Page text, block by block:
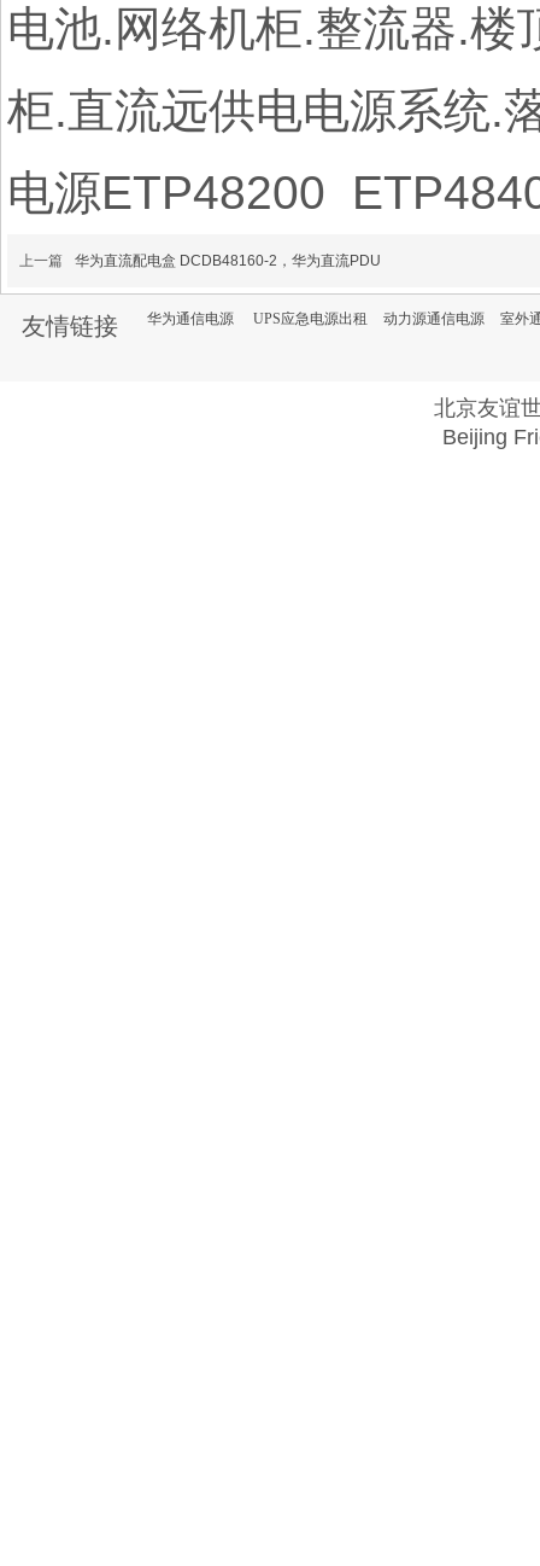
电池.网络机柜.整流器.
柜.直流远供电电源系统.
电源ETP48200
上一篇 华为直流配电盒 DCDB48160-2，华为直流PDU
友情链接 华为通信电源 室外
动力源通信电源
UPS应急电源出租
北京友谊
Beijing